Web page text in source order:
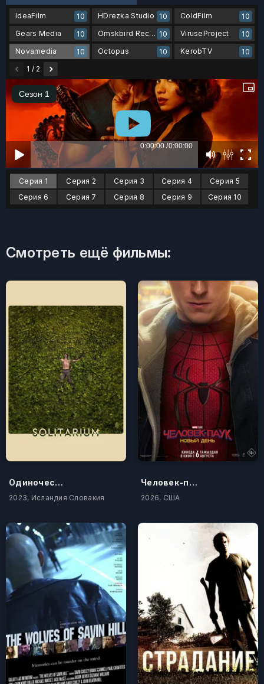
IdeaFilm 10 HDrezka Studio 10 ColdFilm
10
Gears Media
10 Omskbird Records 10 ViruseProject
10
Novamedia
10 Octopus 10 KerobTV 10
‹ 1 / 2 ›
Серия 1 Серия 2 Серия 3 Серия 4
Серия 5
Серия 6
Серия 7 Серия 8 Серия 9 Серия 10
Смотреть ещё фильмы:
Одиночество
2023, Исландия Словакия
Человек-паук: Новый день
2026, США